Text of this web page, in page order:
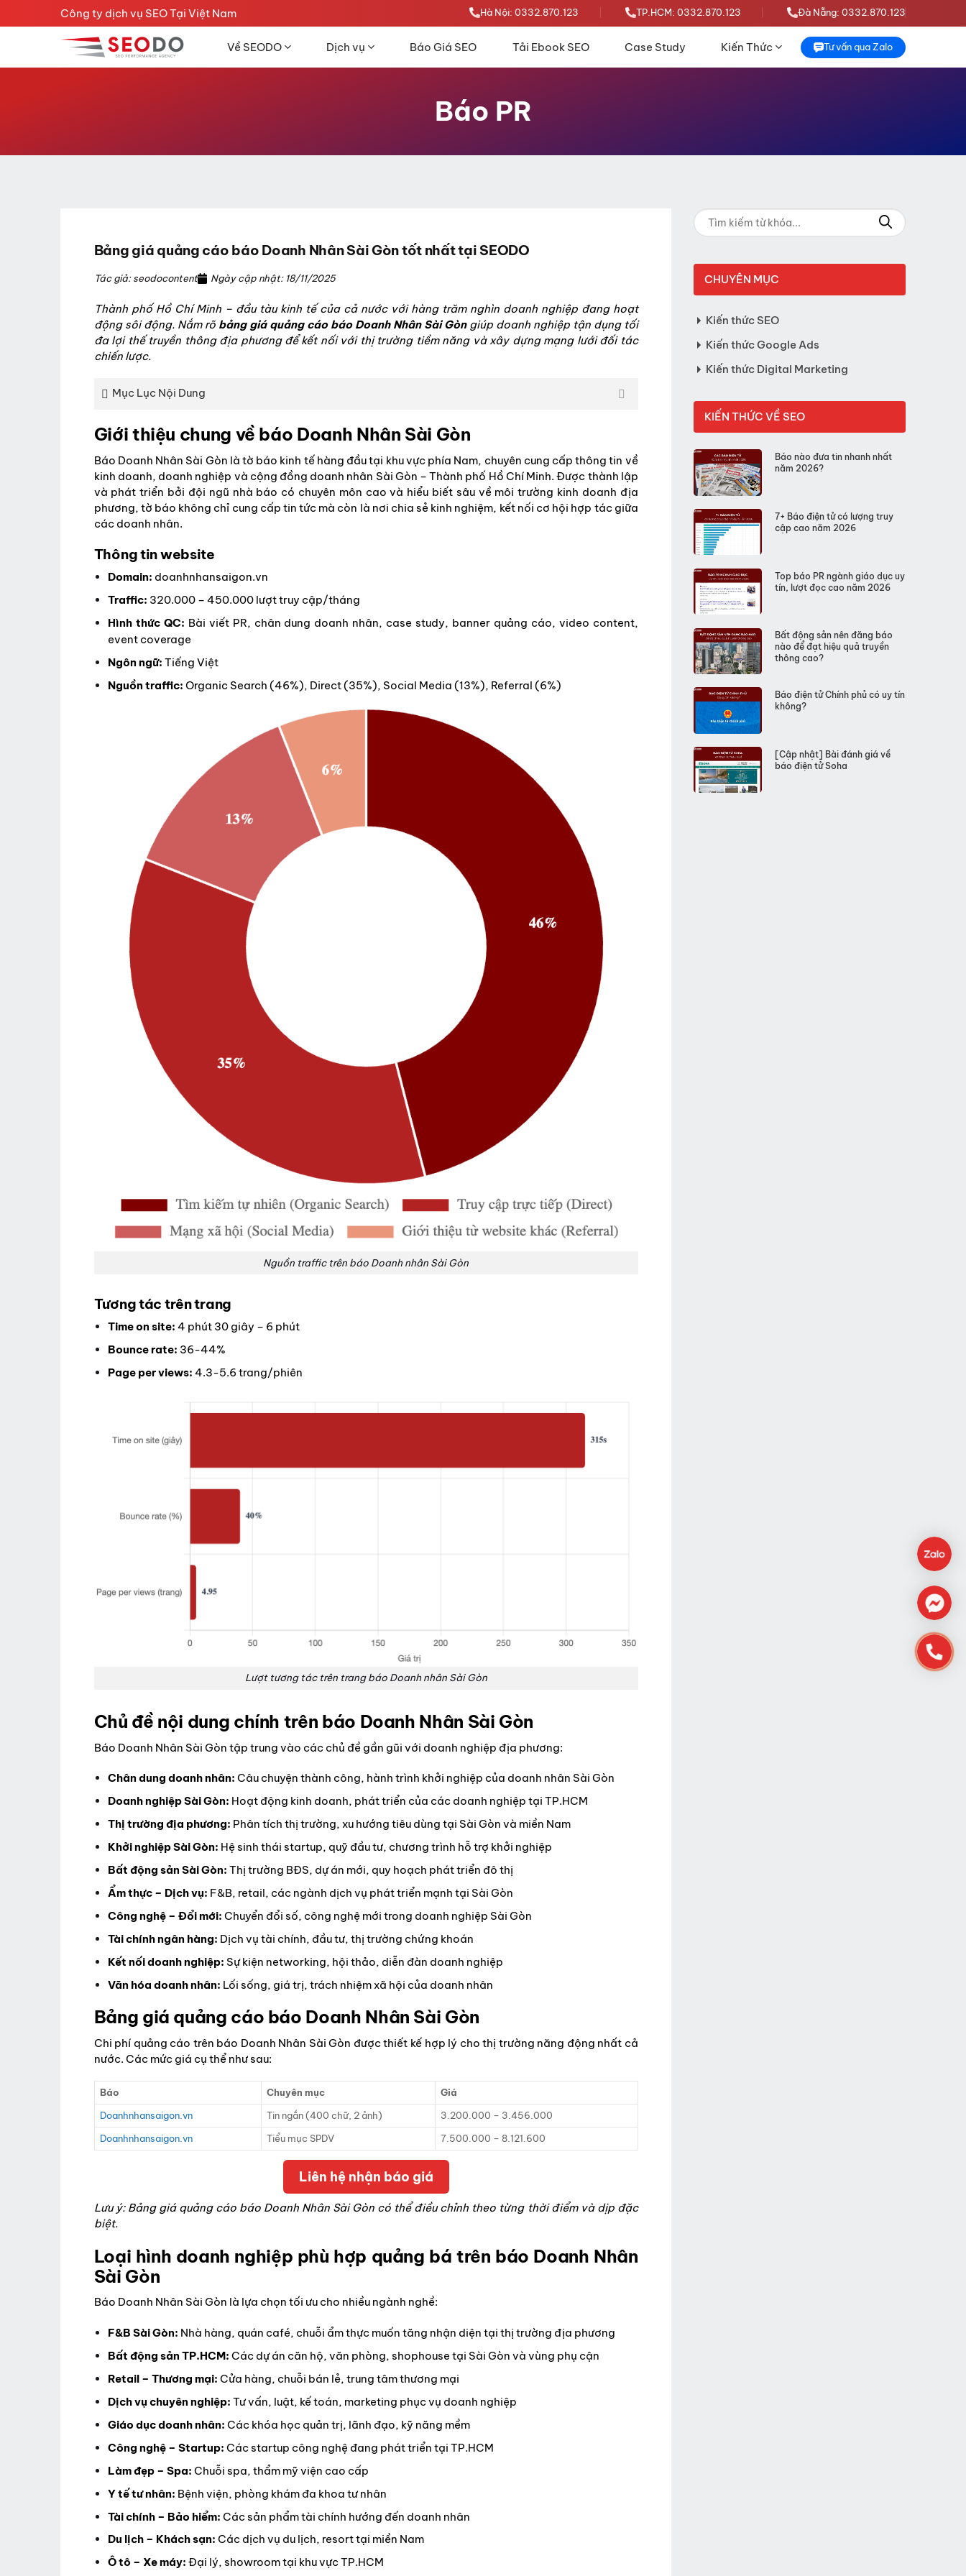
đến
Công ty dịch vụ SEO Tại Việt Nam Hà Nội: 0332.870.123 TP.HCM: 0332.870.123 Đà Nẵng: 0332.870.123
Về SEODO Dịch vụ Báo Giá SEO Tải Ebook SEO Case Study Kiến Thức Tư vấn qua Zalo
Báo PR
Bảng giá quảng cáo báo Doanh Nhân Sài Gòn tốt nhất tại SEODO
Tác giả: seodocontent Ngày cập nhật: 18/11/2025
Thành phố Hồ Chí Minh – đầu tàu kinh tế của cả nước với hàng trăm nghìn doanh nghiệp đang hoạt
động sôi động. Nắm rõ bảng giá quảng cáo báo Doanh Nhân Sài Gòngiúp doanh nghiệp tận dụng tối
đa lợi thế truyền thông địa phương để kết nối với thị trường tiềm năng và xây dựng mạng lưới đối tác
chiến lược.
Mục Lục Nội Dung
Giới thiệu chung về báo Doanh Nhân Sài Gòn
Báo Doanh Nhân Sài Gòn là tờ báo kinh tế hàng đầu tại khu vực phía Nam, chuyên cung cấp thông tin về
kinh doanh, doanh nghiệp và cộng đồng doanh nhân Sài Gòn – Thành phố Hồ Chí Minh. Được thành lập
và phát triển bởi đội ngũ nhà báo có chuyên môn cao và hiểu biết sâu về môi trường kinh doanh địa
phương, tờ báo không chỉ cung cấp tin tức mà còn là nơi chia sẻ kinh nghiệm, kết nối cơ hội hợp tác giữa
các doanh nhân.
Thông tin website
Domain: doanhnhansaigon.vn
Traffic: 320.000 – 450.000 lượt truy cập/tháng
Hình thức QC: Bài viết PR, chân dung doanh nhân, case study, banner quảng cáo, video content,
event coverage
Ngôn ngữ: Tiếng Việt
Nguồn traffic: Organic Search (46%), Direct (35%), Social Media (13%), Referral (6%)
Nguồn traffic trên báo Doanh nhân Sài Gòn
Tương tác trên trang
Time on site: 4 phút 30 giây – 6 phút
Bounce rate: 36-44%
Page per views: 4.3-5.6 trang/phiên
Lượt tương tác trên trang báo Doanh nhân Sài Gòn
Chủ đề nội dung chính trên báo Doanh Nhân Sài Gòn
Báo Doanh Nhân Sài Gòn tập trung vào các chủ đề gần gũi với doanh nghiệp địa phương:
Chân dung doanh nhân: Câu chuyện thành công, hành trình khởi nghiệp của doanh nhân Sài Gòn
Doanh nghiệp Sài Gòn: Hoạt động kinh doanh, phát triển của các doanh nghiệp tại TP.HCM
Thị trường địa phương: Phân tích thị trường, xu hướng tiêu dùng tại Sài Gòn và miền Nam
Khởi nghiệp Sài Gòn: Hệ sinh thái startup, quỹ đầu tư, chương trình hỗ trợ khởi nghiệp
Bất động sản Sài Gòn: Thị trường BĐS, dự án mới, quy hoạch phát triển đô thị
Ẩm thực – Dịch vụ: F&B, retail, các ngành dịch vụ phát triển mạnh tại Sài Gòn
Công nghệ – Đổi mới: Chuyển đổi số, công nghệ mới trong doanh nghiệp Sài Gòn
Tài chính ngân hàng: Dịch vụ tài chính, đầu tư, thị trường chứng khoán
Kết nối doanh nghiệp: Sự kiện networking, hội thảo, diễn đàn doanh nghiệp
Văn hóa doanh nhân: Lối sống, giá trị, trách nhiệm xã hội của doanh nhân
Bảng giá quảng cáo báo Doanh Nhân Sài Gòn
Chi phí quảng cáo trên báo Doanh Nhân Sài Gòn được thiết kế hợp lý cho thị trường năng động nhất cả
nước. Các mức giá cụ thể như sau:
Báo Chuyên mục
Giá
Doanhnhansaigon.vn
Tin ngắn (400 chữ, 2 ảnh)
3.200.000 – 3.456.000
Doanhnhansaigon.vn
Tiểu mục SPDV 7.500.000 – 8.121.600
Liên hệ nhận báo giá
Lưu ý: Bảng giá quảng cáo báo Doanh Nhân Sài Gòn có thể điều chỉnh theo từng thời điểm và dịp đặc
biệt.
Loại hình doanh nghiệp phù hợp quảng bá trên báo Doanh Nhân
Sài Gòn
Báo Doanh Nhân Sài Gòn là lựa chọn tối ưu cho nhiều ngành nghề:
F&B Sài Gòn: Nhà hàng, quán café, chuỗi ẩm thực muốn tăng nhận diện tại thị trường địa phương
Bất động sản TP.HCM: Các dự án căn hộ, văn phòng, shophouse tại Sài Gòn và vùng phụ cận
Retail – Thương mại: Cửa hàng, chuỗi bán lẻ, trung tâm thương mại
Dịch vụ chuyên nghiệp: Tư vấn, luật, kế toán, marketing phục vụ doanh nghiệp
Giáo dục doanh nhân: Các khóa học quản trị, lãnh đạo, kỹ năng mềm
Công nghệ – Startup: Các startup công nghệ đang phát triển tại TP.HCM
Làm đẹp – Spa: Chuỗi spa, thẩm mỹ viện cao cấp
Y tế tư nhân: Bệnh viện, phòng khám đa khoa tư nhân
Tài chính – Bảo hiểm: Các sản phẩm tài chính hướng đến doanh nhân
Du lịch – Khách sạn: Các dịch vụ du lịch, resort tại miền Nam
Ô tô – Xe máy: Đại lý, showroom tại khu vực TP.HCM
CHUYÊN MỤC
Kiến thức SEO
Kiến thức Google Ads
Kiến thức Digital Marketing
KIẾN THỨC VỀ SEO
Báo nào đưa tin nhanh nhất
năm 2026?
7+ Báo điện tử có lượng truy
cập cao năm 2026
Top báo PR ngành giáo dục uy
tín, lượt đọc cao năm 2026
Bất động sản nên đăng báo
nào để đạt hiệu quả truyền
thông cao?
Báo điện tử Chính phủ có uy tín
không?
[Cập nhật] Bài đánh giá về
báo điện tử Soha